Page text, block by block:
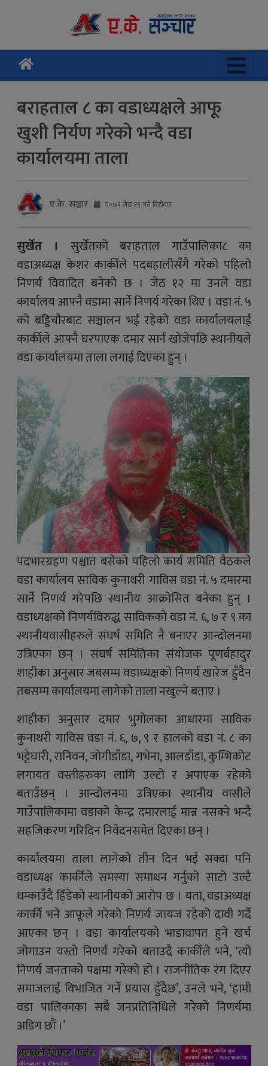
बराहताल ८ का वडाध्यक्षले आफू
खुशी निर्यण गरेको भन्दै वडा
कार्यालयमा ताला
ए.के. सञ्चार २०७९ जेठ १९ गते बिहीबार
सुर्खेत ।
सुर्खेतको बराहताल गाउँपालिका८ का
वडाअध्यक्ष केशर कार्कीले पदबहालीसँगै गरेको पहिलो
निणर्य विवादित बनेको छ । जेठ १२ मा उनले वडा
कार्यालय आफ्नै वडामा सार्ने निणर्य गरेका थिए । वडा नं. ५
को बड्डिचौरबाट सञ्चालन भई रहेको वडा कार्यालयलाई
कार्कीले आफ्नै घरपाएक दमार सार्न खोजेपछि स्थानीयले
वडा कार्यालयमा ताला लगाई दिएका हुन् ।
पदभारग्रहण पश्चात बसेको पहिलो कार्य समिति वैठकले
वडा कार्यालय साविक कुनाथरी गाविस वडा नं. ५ दमारमा
सार्ने निणर्य गरेपछि स्थानीय आक्रोसित बनेका हुन् ।
वडाध्यक्षको निणर्यविरुद्ध साविकको वडा नं. ६, ७ र ९ का
स्थानीयवासीहरुले संघर्ष समिति नै बनाएर आन्दोलनमा
उत्रिएका छन् । संघर्ष समितिका संयोजक पूणर्बहादुर
शाहीका अनुसार जबसम्म वडाध्यक्षको निणर्य खारेज हुँदैन
तबसम्म कार्यालयमा लागेको ताला नखुल्ने बताए ।
शाहीका अनुसार दमार भुगोलका आधारमा साविक
कुनाथरी गाविस वडा नं. ६, ७, ९ र हालको वडा नं. ८ का
भट्टेघारी, रानिवन, जोगीडाँडा, गभेना, आलडाँडा, कुम्भिकोट
लगायत वस्तीहरुका लागि उल्टो र अपाएक रहेको
बताउँछन् । आन्दोलनमा उत्रिएका स्थानीय वासीले
गाउँपालिकामा वडाको केन्द्र दमारलाई मान्न नसक्ने भन्दै
सहजिकरण गरिदिन निवेदनसमेत दिएका छन् ।
कार्यालयमा ताला लागेको तीन दिन भई सक्दा पनि
वडाध्यक्ष कार्कीले समस्या समाधन गर्नुको साटो उल्टै
धम्काउँदै हिँडेको स्थानीयको आरोप छ । यता, वडाअध्यक्ष
कार्की भने आफूले गरेको निणर्य जायज रहेको दावी गर्दै
आएका छन् । वडा कार्यालयको भाडावापत हुने खर्च
जोगाउन यस्तो निणर्य गरेको बताउदै कार्कीले भने, ‘त्यो
निणर्य जनताको पक्षमा गरेको हो । राजनीतिक रंग दिएर
समाजलाई विभाजित गर्ने प्रयास हुँदैछ’, उनले भने, ‘हामी
वडा पालिकाका सबै जनप्रतिनिधिले गरेको निणर्यमा
अडिग छौं ।’